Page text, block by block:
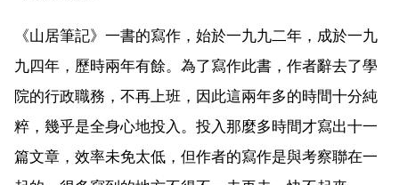
《山居筆記》一書的寫作，始於一九九二年，成於一九
九四年，歷時兩年有餘。為了寫作此書，作者辭去了學
院的行政職務，不再上班，因此這兩年多的時間十分純
粹，幾乎是全身心地投入。投入那麼多時間才寫出十一
篇文章，效率未免太低，但作者的寫作是與考察聯在一